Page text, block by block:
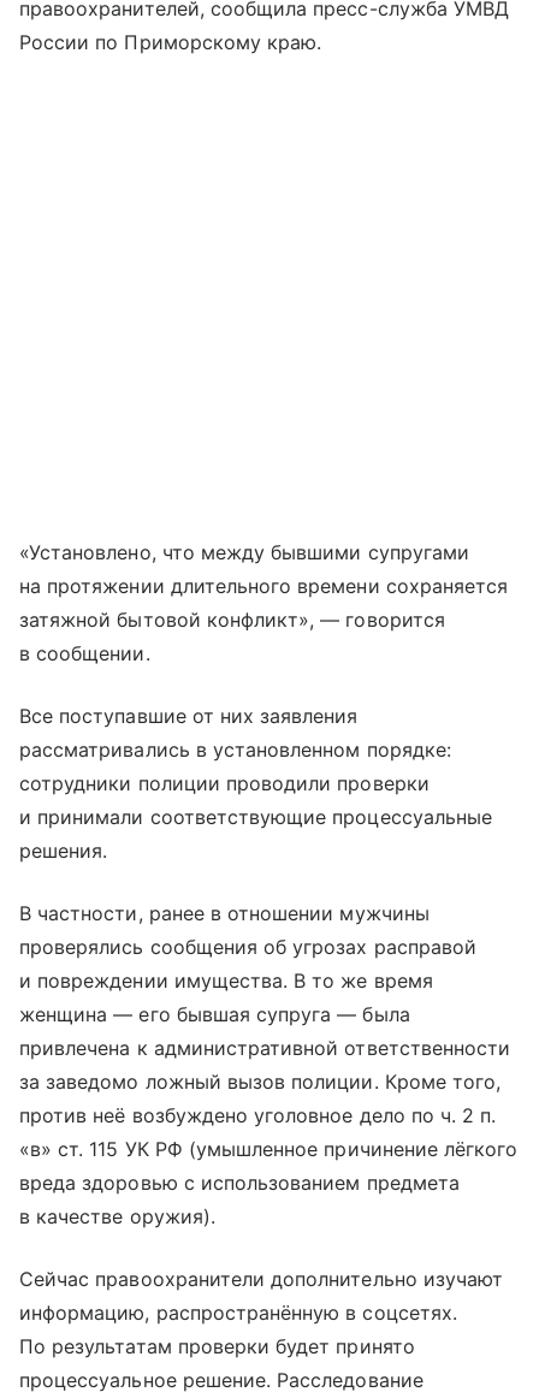
правоохранителей, сообщила пресс-служба УМВД
России по Приморскому краю.
«Установлено, что между бывшими супругами
на протяжении длительного времени сохраняется
затяжной бытовой конфликт», — говорится
в сообщении.
Все поступавшие от них заявления
рассматривались в установленном порядке:
сотрудники полиции проводили проверки
и принимали соответствующие процессуальные
решения.
В частности, ранее в отношении мужчины
проверялись сообщения об угрозах расправой
и повреждении имущества. В то же время
женщина — его бывшая супруга — была
привлечена к административной ответственности
за заведомо ложный вызов полиции. Кроме того,
против неё возбуждено уголовное дело по ч. 2 п.
«в» ст. 115 УК РФ (умышленное причинение лёгкого
вреда здоровью с использованием предмета
в качестве оружия).
Сейчас правоохранители дополнительно изучают
информацию, распространённую в соцсетях.
По результатам проверки будет принято
процессуальное решение. Расследование